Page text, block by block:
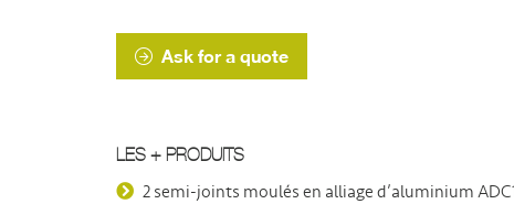
Ask for a quote
LES + PRODUITS
2 semi-joints moulés en alliage d’aluminium